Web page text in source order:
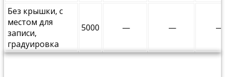
Без крышки, с
местом для
записи,
градуировка
5000 — — —